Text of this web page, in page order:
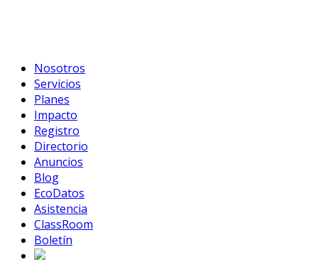
Nosotros
Servicios
Planes
Impacto
Registro
Directorio
Anuncios
Blog
EcoDatos
Asistencia
ClassRoom
Boletín